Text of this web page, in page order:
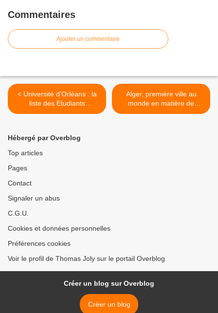
Commentaires
Ajouter un commentaire
< Université d’Orléans : la
liste des Etudiants
Musulmans de France fait
Alger, première ville au
monde en matière de
demande de visas pour la
Hébergé par Overblog
Top articles
Pages
Contact
Signaler un abus
C.G.U.
Cookies et données personnelles
Préférences cookies
Voir le profil de Thomas Joly sur le portail Overblog
Créer un blog sur Overblog
Créer un blog